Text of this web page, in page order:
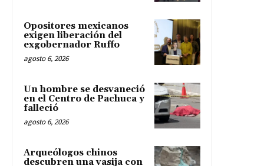
Opositores mexicanos
exigen liberación del
exgobernador Ruffo
agosto 6, 2026
Un hombre se desvaneció
en el Centro de Pachuca y
falleció
agosto 6, 2026
Arqueólogos chinos
descubren una vasija con